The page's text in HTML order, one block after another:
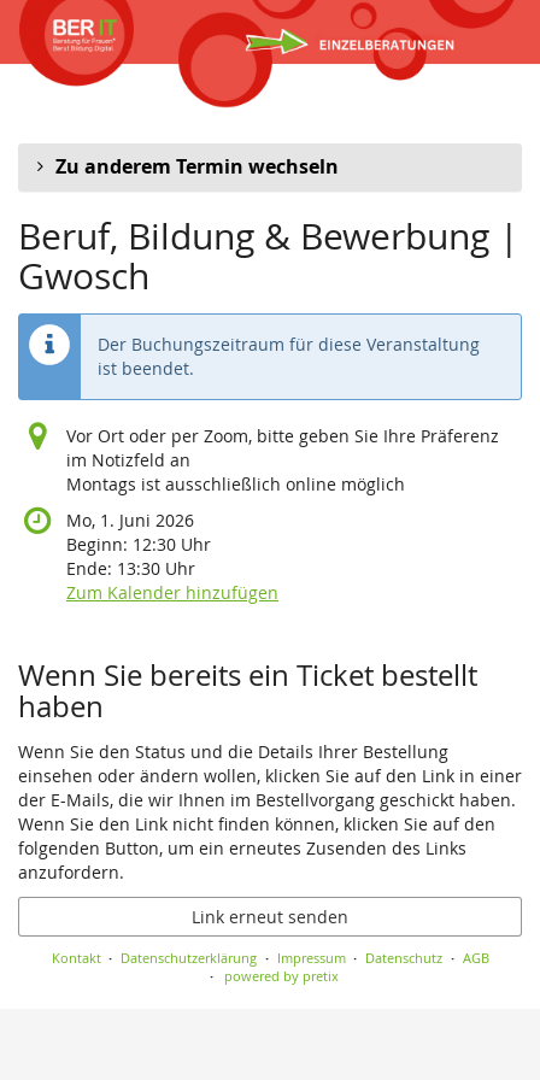
Zum
Haupt-
Inhalt
springen
Zu anderem Termin wechseln
Beruf, Bildung & Bewerbung |
Gwosch
Der Buchungszeitraum für diese Veranstaltung
ist beendet.
Vor Ort oder per Zoom, bitte geben Sie Ihre Präferenz
im Notizfeld an
Montags ist ausschließlich online möglich
Mo, 1. Juni 2026
Beginn: 12:30 Uhr
Ende: 13:30 Uhr
Zum Kalender hinzufügen
Wenn Sie bereits ein Ticket bestellt
haben
Wenn Sie den Status und die Details Ihrer Bestellung
einsehen oder ändern wollen, klicken Sie auf den Link in einer
der E-Mails, die wir Ihnen im Bestellvorgang geschickt haben.
Wenn Sie den Link nicht finden können, klicken Sie auf den
folgenden Button, um ein erneutes Zusenden des Links
anzufordern.
Link erneut senden
Kontakt Datenschutzerklärung Impressum Datenschutz
AGB
powered by pretix